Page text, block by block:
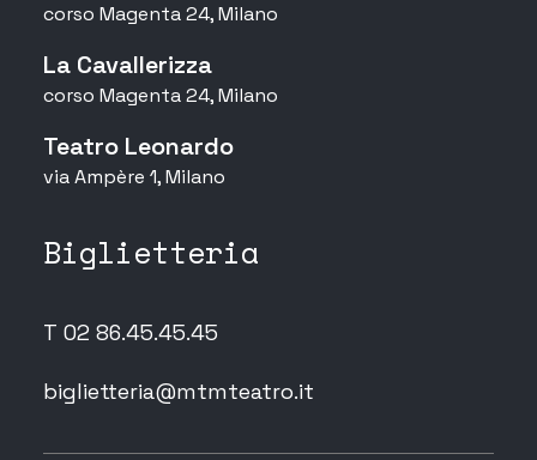
corso Magenta 24, Milano
La Cavallerizza
corso Magenta 24, Milano
Teatro Leonardo
via Ampère 1, Milano
Biglietteria
T 02 86.45.45.45
biglietteria@mtmteatro.it